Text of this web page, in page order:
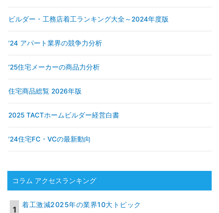
ビルダー・工務店着工ランキング大全～2024年度版
’24 アパート業界の競争力分析
’25住宅メーカーの商品力分析
住宅商品総覧 2026年版
2025 TACTホームビルダー経営白書
’24住宅FC・VCの最新動向
コラム アクセスランキング
着工激減2025年の業界10大トピック